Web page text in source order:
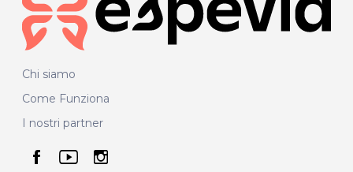
Chi siamo
Come Funziona
I nostri partner
seguici su facebook
seguici su youtube
seguici su instagram